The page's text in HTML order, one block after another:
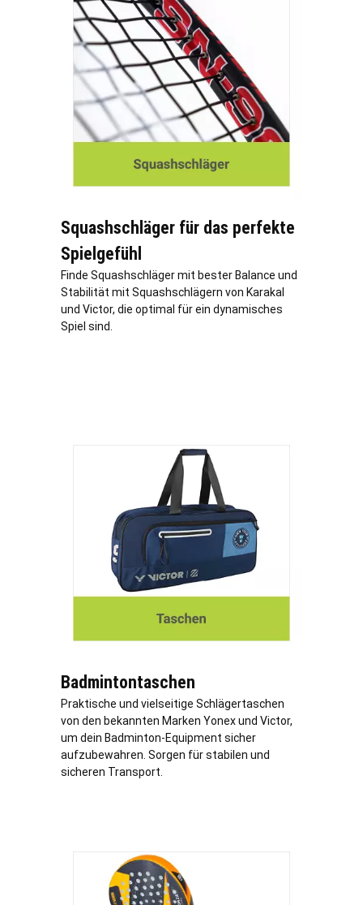
Squashschläger für das perfekte
Spielgefühl
Finde Squashschläger mit bester Balance und
Stabilität mit Squashschlägern von Karakal
und Victor, die optimal für ein dynamisches
Spiel sind.
Badmintontaschen
Praktische und vielseitige Schlägertaschen
von den bekannten Marken Yonex und Victor,
um dein Badminton-Equipment sicher
aufzubewahren. Sorgen für stabilen und
sicheren Transport.